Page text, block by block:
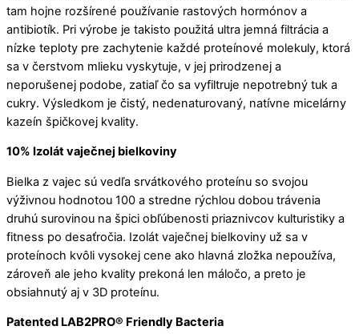
tam hojne rozšírené používanie rastových hormónov a
antibiotík. Pri výrobe je takisto použitá ultra jemná filtrácia a
nízke teploty pre zachytenie každé proteínové molekuly, ktorá
sa v čerstvom mlieku vyskytuje, v jej prirodzenej a
neporušenej podobe, zatiaľ čo sa vyfiltruje nepotrebný tuk a
cukry. Výsledkom je čistý, nedenaturovaný, natívne micelárny
kazeín špičkovej kvality.
10% Izolát vaječnej bielkoviny
Bielka z vajec sú vedľa srvátkového proteínu so svojou
výživnou hodnotou 100 a stredne rýchlou dobou trávenia
druhú surovinou na špici obľúbenosti priaznivcov kulturistiky a
fitness po desaťročia. Izolát vaječnej bielkoviny už sa v
proteínoch kvôli vysokej cene ako hlavná zložka nepoužíva,
zároveň ale jeho kvality prekoná len máločo, a preto je
obsiahnutý aj v 3D proteínu.
Patented LAB2PRO® Friendly Bacteria